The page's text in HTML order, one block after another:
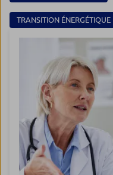
TRANSITION ÉNERGÉTIQUE